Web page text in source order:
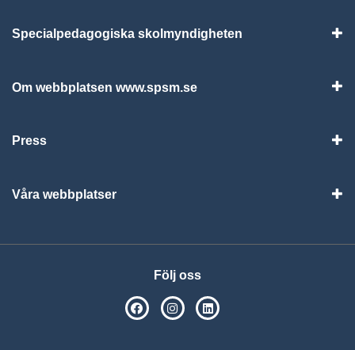
Specialpedagogiska skolmyndigheten
Om webbplatsen www.spsm.se
Press
Våra webbplatser
Följ oss
SPSM på Facebook
SPSM på Instagram